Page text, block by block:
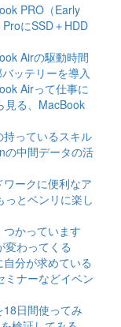
PRO（Early
にSSD＋HDD
Airの駆動時間
ッテリーを導入
Airって仕事に
見る、MacBook
持っているスキル
中間データの活
ークに便利なア
とベンリに楽し
かっています
わってくる
分が求めている
ナーなどイベン
日間使ってみ